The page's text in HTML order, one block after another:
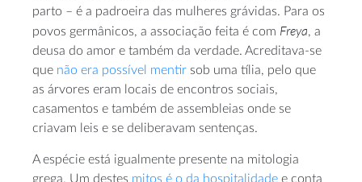
parto – é a padroeira das mulheres grávidas. Para os
povos germânicos, a associação feita é com Freya, a
deusa do amor e também da verdade. Acreditava-se
que não era possível mentir sob uma tília, pelo que
as árvores eram locais de encontros sociais,
casamentos e também de assembleias onde se
criavam leis e se deliberavam sentenças.
A espécie está igualmente presente na mitologia
grega. Um destes mitos é o da hospitalidade e conta